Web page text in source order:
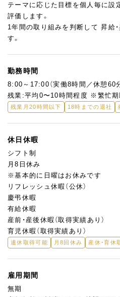
テーマに応じた⽬標を個⼈毎に設
評価します。
1年間の取り組みを判断して 昇給
す。
勤務時間
8:00～17:00（実働8時間／休憩60分
残業:平均0〜10時間程度 ※繁忙期
残業月20時間以下 18時までの退社
休日休暇
シフト制
月8日休み
※基本的に日曜はお休みです
リフレッシュ休暇（公休）
慶弔休暇
有給休暇
産前・産後休暇（取得実績あり）
育児休暇（取得実績あり）
連休取得可能 月8回休み 産休・育休
雇用期間
無期